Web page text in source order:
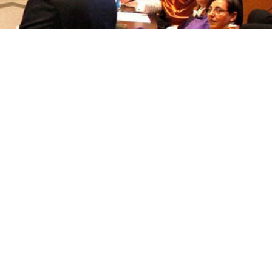
títulos
Recoñecementos de calidade